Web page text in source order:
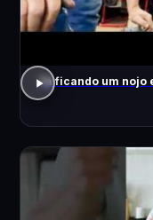
Tá ficando um nojo